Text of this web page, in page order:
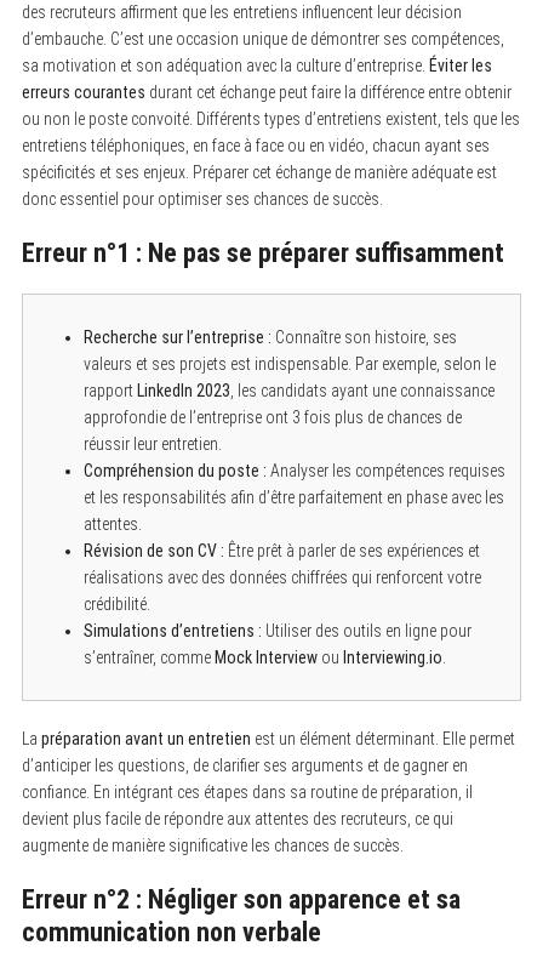
des recruteurs affirment que les entretiens influencent leur décision
d’embauche. C’est une occasion unique de démontrer ses compétences,
sa motivation et son adéquation avec la culture d’entreprise. Éviter les
erreurs courantes durant cet échange peut faire la différence entre obtenir
ou non le poste convoité. Différents types d’entretiens existent, tels que les
entretiens téléphoniques, en face à face ou en vidéo, chacun ayant ses
spécificités et ses enjeux. Préparer cet échange de manière adéquate est
donc essentiel pour optimiser ses chances de succès.
Erreur n°1 : Ne pas se préparer suffisamment
Recherche sur l’entreprise : Connaître son histoire, ses
valeurs et ses projets est indispensable. Par exemple, selon le
rapport LinkedIn 2023 , les candidats ayant une connaissance
approfondie de l’entreprise ont 3 fois plus de chances de
réussir leur entretien.
Compréhension du poste : Analyser les compétences requises
et les responsabilités afin d’être parfaitement en phase avec les
attentes.
Révision de son CV : Être prêt à parler de ses expériences et
réalisations avec des données chiffrées qui renforcent votre
crédibilité.
Simulations d’entretiens : Utiliser des outils en ligne pour
s’entraîner, comme Mock Interviewou Interviewing.io
La préparation avant un entretien est un élément déterminant. Elle permet
d’anticiper les questions, de clarifier ses arguments et de gagner en
confiance. En intégrant ces étapes dans sa routine de préparation, il
devient plus facile de répondre aux attentes des recruteurs, ce qui
augmente de manière significative les chances de succès.
Erreur n°2 : Négliger son apparence et sa
communication non verbale